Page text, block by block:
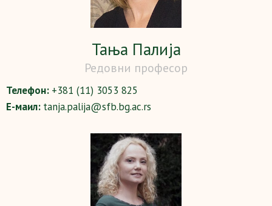
Тања Палија
Редовни професор
Телефон: +381 (11) 3053 825
Е-маил: tanja.palija@sfb.bg.ac.rs